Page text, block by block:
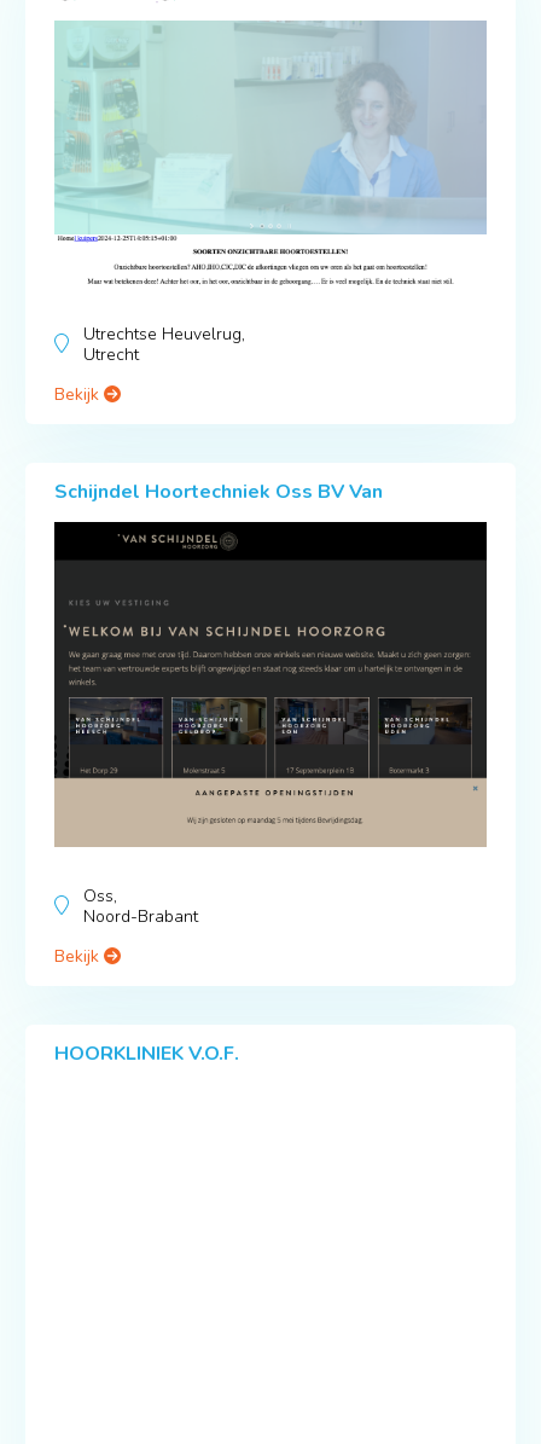
Utrechtse Heuvelrug,
Utrecht
Bekijk
Schijndel Hoortechniek Oss BV Van
Oss,
Noord-Brabant
Bekijk
HOORKLINIEK V.O.F.